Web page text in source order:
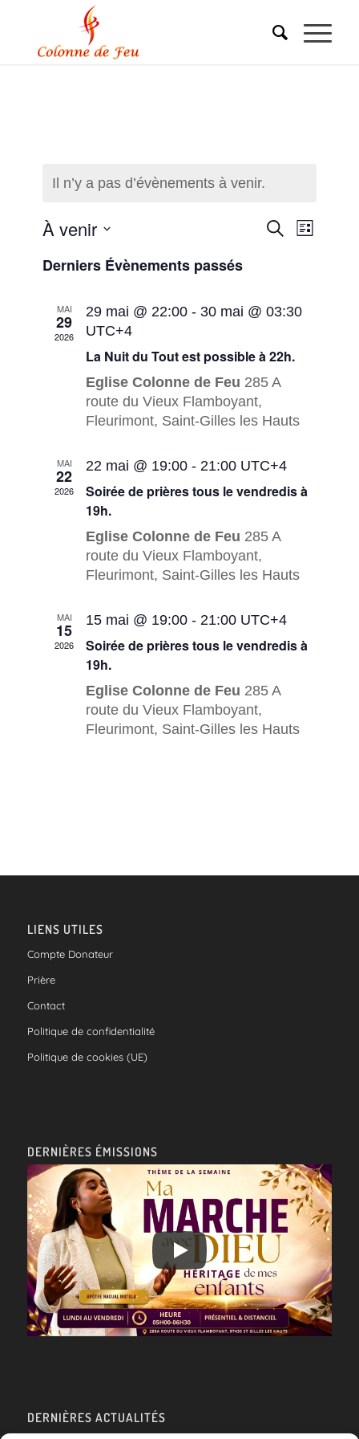
Il n’y a pas d’évènements à venir.
de
vues
Recherche
Liste
À venir
une
Derniers Évènements passés
MAI
29
2026
29 mai @ 22:00 - 30 mai @ 03:30
UTC+4
La Nuit du Tout est possible à 22h.
Eglise Colonne de Feu 285 A
route du Vieux Flamboyant,
Fleurimont, Saint-Gilles les Hauts
MAI
22
2026
22 mai @ 19:00 - 21:00 UTC+4
Soirée de prières tous le vendredis à
19h.
Eglise Colonne de Feu 285 A
route du Vieux Flamboyant,
Fleurimont, Saint-Gilles les Hauts
MAI
15
2026
15 mai @ 19:00 - 21:00 UTC+4
Soirée de prières tous le vendredis à
19h.
Eglise Colonne de Feu 285 A
route du Vieux Flamboyant,
Fleurimont, Saint-Gilles les Hauts
LIENS UTILES
Compte Donateur
Prière
Contact
Politique de confidentialité
Politique de cookies (UE)
DERNIÈRES ÉMISSIONS
DERNIÈRES ACTUALITÉS